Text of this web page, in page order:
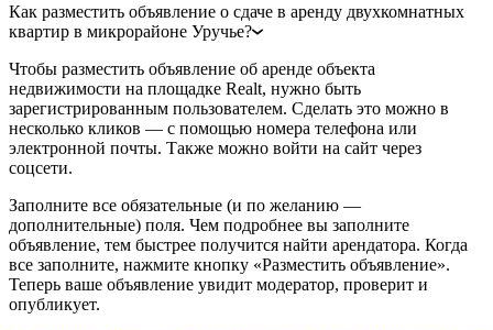
Как разместить объявление о сдаче в аренду двухкомнатных
квартир в микрорайоне Уручье?
Чтобы разместить объявление об аренде объекта
недвижимости на площадке Realt, нужно быть
зарегистрированным пользователем. Сделать это можно в
несколько кликов — с помощью номера телефона или
электронной почты. Также можно войти на сайт через
соцсети.
Заполните все обязательные (и по желанию —
дополнительные) поля. Чем подробнее вы заполните
объявление, тем быстрее получится найти арендатора. Когда
все заполните, нажмите кнопку «Разместить объявление».
Теперь ваше объявление увидит модератор, проверит и
опубликует.